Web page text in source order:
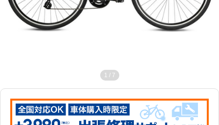
1 / 7